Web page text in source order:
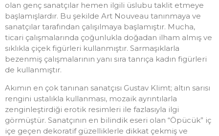
olan genç sanatçılar hemen ilgili üslubu taklit etmeye
başlamışlardır. Bu şekilde Art Nouveau tanınmaya ve
sanatçılar tarafından çalışılmaya başlamıştır. Mucha,
ticari çalışmalarında çoğunlukla doğadan ilham almış ve
sıklıkla çiçek figürleri kullanmıştır. Sarmaşıklarla
bezenmiş çalışmalarının yanı sıra tanrıça kadın figürleri
de kullanmıştır.
Akımın en çok tanınan sanatçısı Gustav Klimt; altın sarısı
rengini ustalıkla kullanması, mozaik ayrıntılarla
zenginleştirdiği erotik resimleri ile fazlasıyla ilgi
görmüştür. Sanatçının en bilindik eseri olan “Öpücük” iç
içe geçen dekoratif güzelliklerle dikkat çekmiş ve